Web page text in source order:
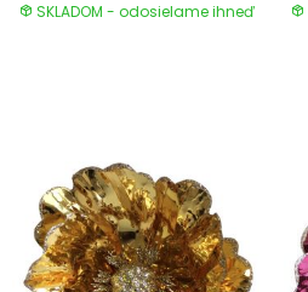
SKLADOM - odosielame ihneď